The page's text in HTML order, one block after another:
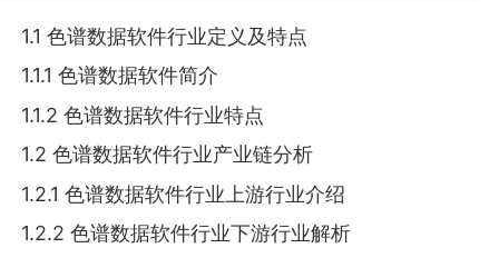
1.1 色谱数据软件行业定义及特点
1.1.1 色谱数据软件简介
1.1.2 色谱数据软件行业特点
1.2 色谱数据软件行业产业链分析
1.2.1 色谱数据软件行业上游行业介绍
1.2.2 色谱数据软件行业下游行业解析